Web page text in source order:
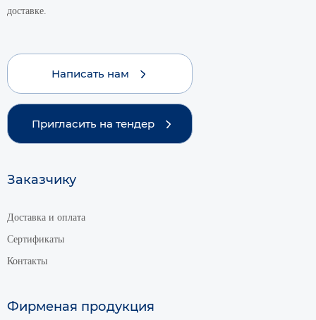
доставке.
Написать нам
Пригласить на тендер
Заказчику
Доставка и оплата
Сертификаты
Контакты
Фирменая продукция